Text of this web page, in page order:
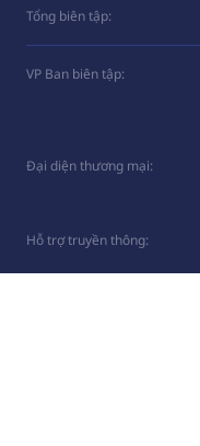
Tổng biên tập:
VP Ban biên tập:
Đại diện thương mại:
Hỗ trợ truyền thông: